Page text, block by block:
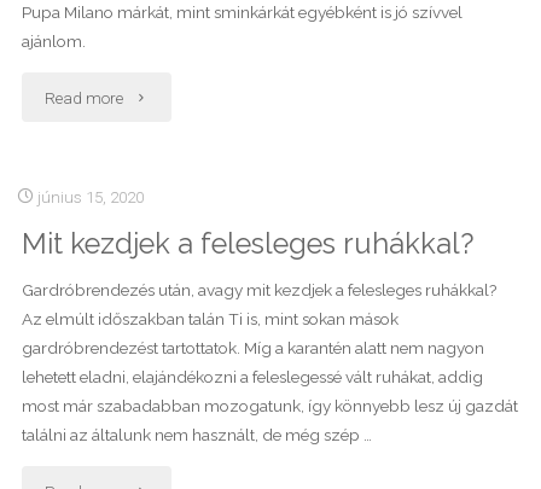
Pupa Milano márkát, mint sminkárkát egyébként is jó szívvel
ajánlom.
Read more "Rúzs
–
évszak
típusok
június 15, 2020
Mit kezdjek a felesleges ruhákkal?
Gardróbrendezés után, avagy mit kezdjek a felesleges ruhákkal?
Az elmúlt időszakban talán Ti is, mint sokan mások
gardróbrendezést tartottatok. Míg a karantén alatt nem nagyon
lehetett eladni, elajándékozni a feleslegessé vált ruhákat, addig
most már szabadabban mozogatunk, így könnyebb lesz új gazdát
találni az általunk nem használt, de még szép …